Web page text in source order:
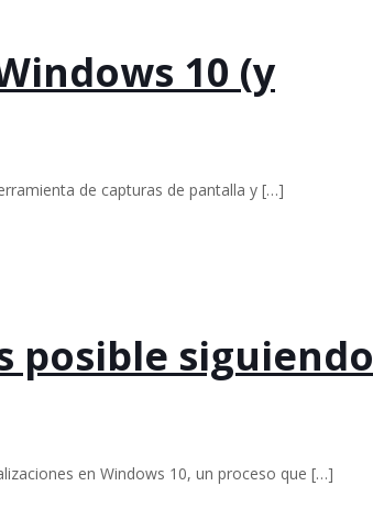
10 (y
de capturas de pantalla y […]
posible siguiendo
en Windows 10, un proceso que […]